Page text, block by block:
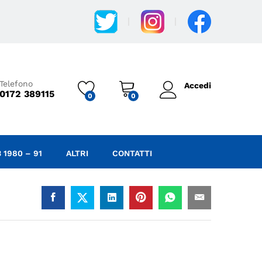
Telefono
0172 389115 0 0
Accedi
1980 – 91 ALTRI CONTATTI
Aggiungi al carrello